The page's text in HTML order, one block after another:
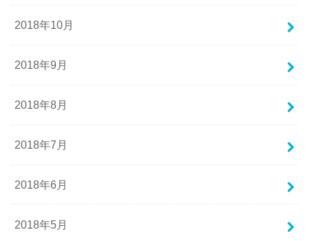
2018年10月
2018年9月
2018年8月
2018年7月
2018年6月
2018年5月